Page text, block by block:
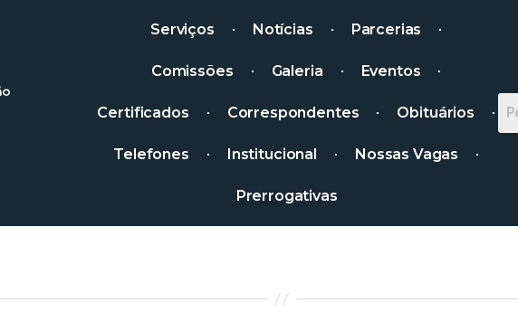
Serviços Notícias Parcerias
Comissões Galeria Eventos
Certificados Correspondentes Obituários
Telefones Institucional Nossas Vagas
Prerrogativas